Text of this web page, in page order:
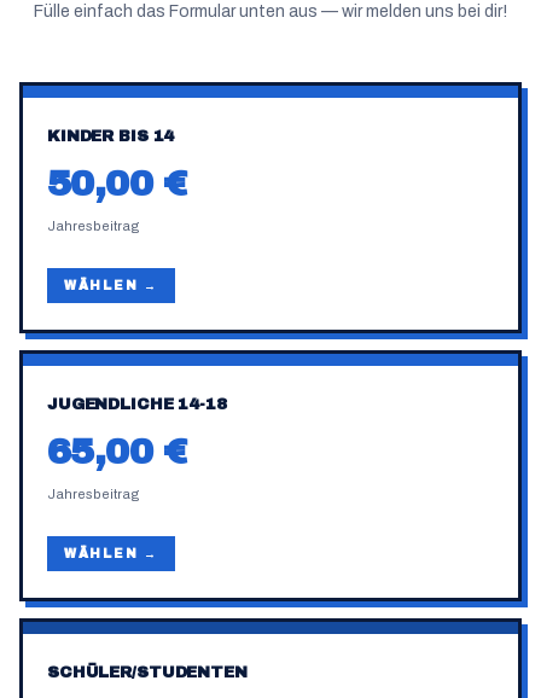
Fülle einfach das Formular unten aus — wir melden uns bei dir!
KINDER BIS 14
50,00 €
Jahresbeitrag
WÄHLEN →
JUGENDLICHE 14-18
65,00 €
Jahresbeitrag
WÄHLEN →
SCHÜLER/STUDENTEN